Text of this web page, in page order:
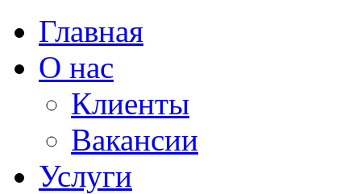
Главная
О нас
Клиенты
Вакансии
Услуги